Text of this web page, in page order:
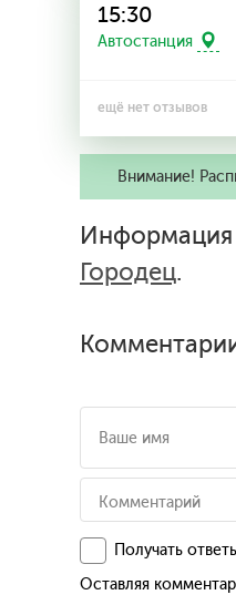
15:30
Автостанция
ещё нет отзывов
Внимание!
Информация
Городец.
Получать
Оставляя